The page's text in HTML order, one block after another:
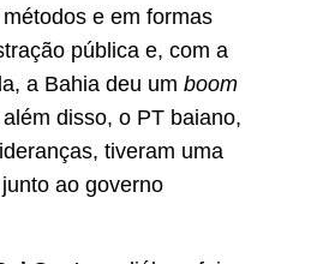
e em formas
pública e, com a
a Bahia deu um boom
disso, o PT baiano,
tiveram uma
ao governo